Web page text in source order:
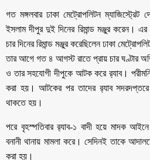
গত মঙ্গলবার ঢাকা মেট্রোপলিটন
ইসলাম দীপুর দুই দিনের রিমান্ড মঞ্জুর করেন।
চার দিনের রিমান্ড মঞ্জুর করেছিলেন ঢাকা
তার আগে গত ৪ আগস্ট রাতে প্রায় চার ঘণ্টার
ও তার সহযোগী দীপুকে আটক করে র‍্যাব।
করা হয়। আটকের পর তাদের র‍্যাব সদরদপ্তরে
থাকতে হয়।
পরে বৃহস্পতিবার র‍্যাব-১ বাদী হয়ে মাদক
বনানী থানায় মামলা করে। সেদিনই তাকে
করা হয়।